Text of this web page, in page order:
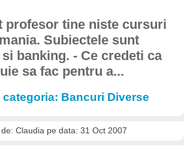
profesor tine niste cursuri
Subiectele sunt
banking. - Ce credeti ca
sa fac pentru a...
Bancuri Diverse
Claudia pe data: 31 Oct 2007